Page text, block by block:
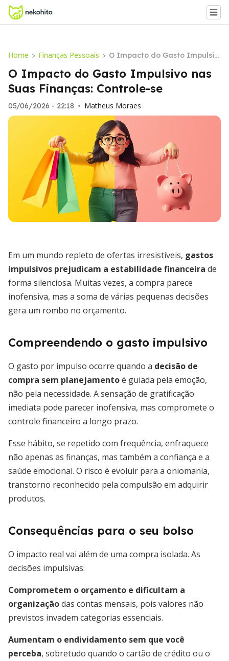
Home > Finanças Pessoais > O Impacto do Gasto Impulsiv
o nas Suas Finanças: Controle
-se
O Impacto do Gasto Impulsivo nas
Suas Finanças: Controle-se
05/06/2026 - 22:18 • Matheus Moraes
Em um mundo repleto de ofertas irresistíveis, gastos
impulsivos prejudicam a estabilidade financeira de
forma silenciosa. Muitas vezes, a compra parece
inofensiva, mas a soma de várias pequenas decisões
gera um rombo no orçamento.
Compreendendo o gasto impulsivo
O gasto por impulso ocorre quando a decisão de
compra sem planejamentoé guiada pela emoção,
não pela necessidade. A sensação de gratificação
imediata pode parecer inofensiva, mas compromete o
controle financeiro a longo prazo.
Esse hábito, se repetido com frequência, enfraquece
não apenas as finanças, mas também a confiança e a
saúde emocional. O risco é evoluir para a oniomania,
transtorno reconhecido pela compulsão em adquirir
produtos.
Consequências para o seu bolso
O impacto real vai além de uma compra isolada. As
decisões impulsivas:
Comprometem o orçamento e dificultam a
organizaçãodas contas mensais, pois valores não
previstos invadem categorias essenciais.
Aumentam o endividamento sem que você
perceba, sobretudo quando o cartão de crédito ou o